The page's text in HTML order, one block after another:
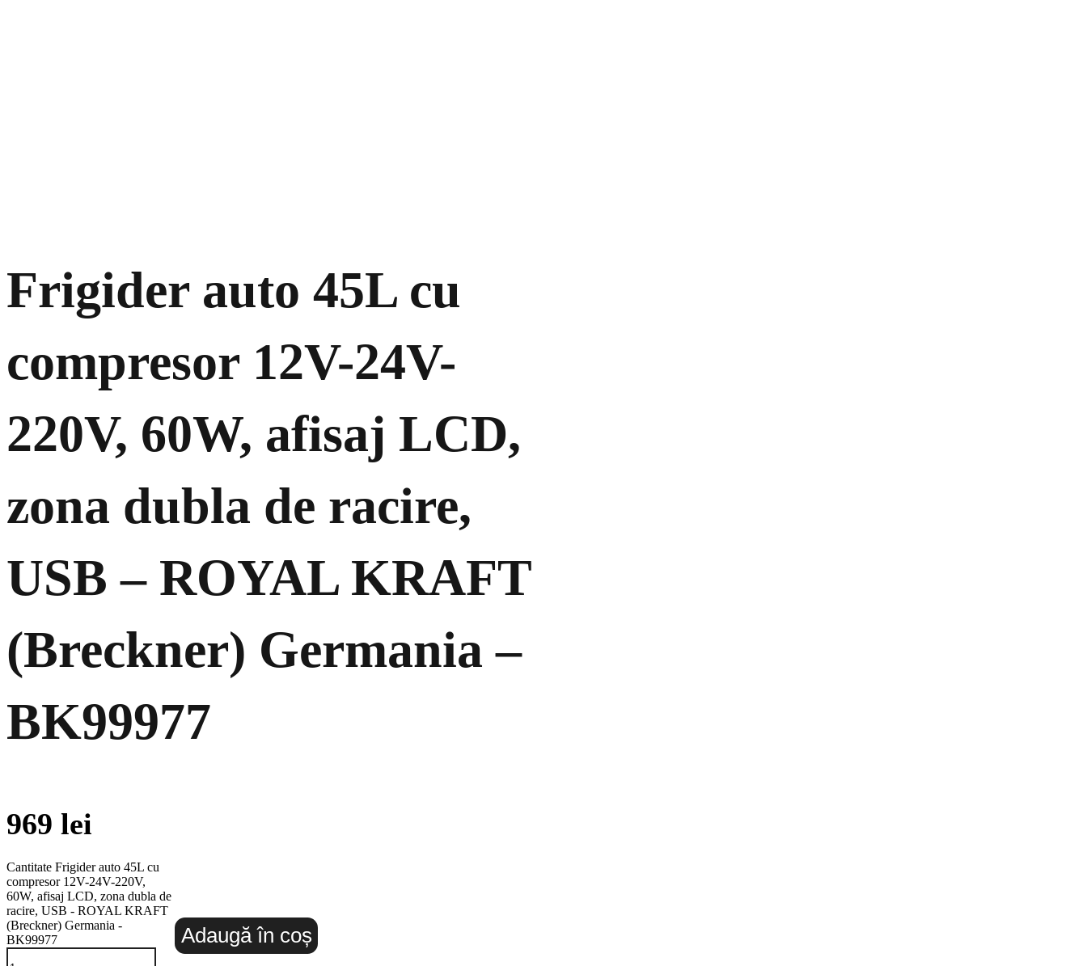
Frigider auto 45L cu
compresor 12V-24V-
220V, 60W, afisaj LCD,
zona dubla de racire,
USB – ROYAL KRAFT
(Breckner) Germania –
BK99977
969 lei
Cantitate Frigider auto 45L cu
compresor 12V-24V-220V,
60W, afisaj LCD, zona dubla de
racire, USB - ROYAL KRAFT
(Breckner) Germania -
BK99977
Adaugă în coș